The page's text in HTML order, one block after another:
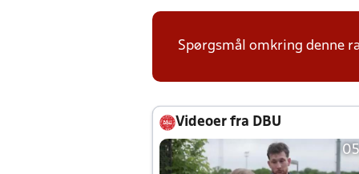
Spørgsmål omkring denne
Videoer fra DBU